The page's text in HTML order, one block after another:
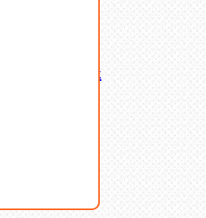
крепеж